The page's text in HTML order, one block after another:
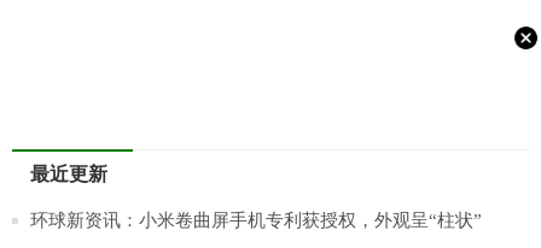
最近更新
环球新资讯：小米卷曲屏手机专利获授权，外观呈“柱状”